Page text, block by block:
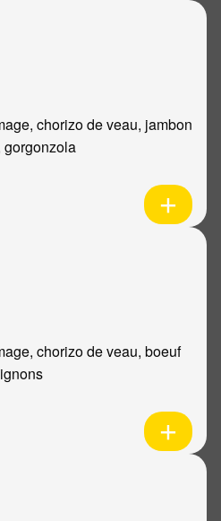
chorizo de veau, jambon
gorgonzola
chorizo de veau, boeuf